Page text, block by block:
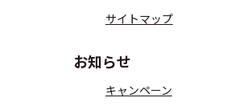
サイトマップ
お知らせ
キャンペーン